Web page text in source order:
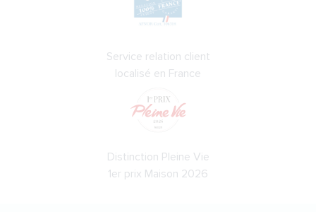
Service relation client
localisé en France
Distinction Pleine Vie
1er prix Maison 2026